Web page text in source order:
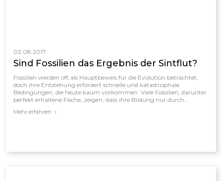
03.08.2017
Sind Fossilien das Ergebnis der Sintflut?
Fossilien werden oft als Hauptbeweis für die Evolution betrachtet,
doch ihre Entstehung erfordert schnelle und katastrophale
Bedingungen, die heute kaum vorkommen. Viele Fossilien, darunter
perfekt erhaltene Fische, zeigen, dass ihre Bildung nur durch
Die weltweiten Fossilienlagerstätten, in denen Meerestiere
Mehr erfahren